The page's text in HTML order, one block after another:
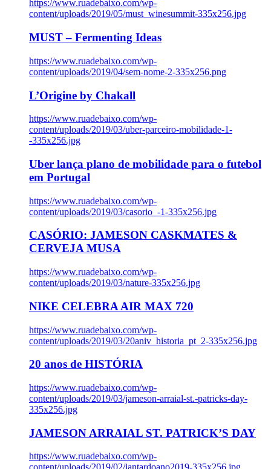
https://www.ruadebaixo.com/wp-
content/uploads/2019/05/must_winesummit-335x256.jpg
MUST – Fermenting Ideas
https://www.ruadebaixo.com/wp-
content/uploads/2019/04/sem-nome-2-335x256.png
L’Origine by Chakall
https://www.ruadebaixo.com/wp-
content/uploads/2019/03/uber-parceiro-mobilidade-1-
-335x256.jpg
Uber lança plano de mobilidade para o futebol
em Portugal
https://www.ruadebaixo.com/wp-
content/uploads/2019/03/casorio_-1-335x256.jpg
CASÓRIO: JAMESON CASKMATES &
CERVEJA MUSA
https://www.ruadebaixo.com/wp-
content/uploads/2019/03/nature-335x256.jpg
NIKE CELEBRA AIR MAX 720
https://www.ruadebaixo.com/wp-
content/uploads/2019/03/20aniv_historia_pt_2-335x256.jpg
20 anos de HISTÓRIA
https://www.ruadebaixo.com/wp-
content/uploads/2019/03/jameson-arraial-st.-patricks-day-
335x256.jpg
JAMESON ARRAIAL ST. PATRICK’S DAY
https://www.ruadebaixo.com/wp-